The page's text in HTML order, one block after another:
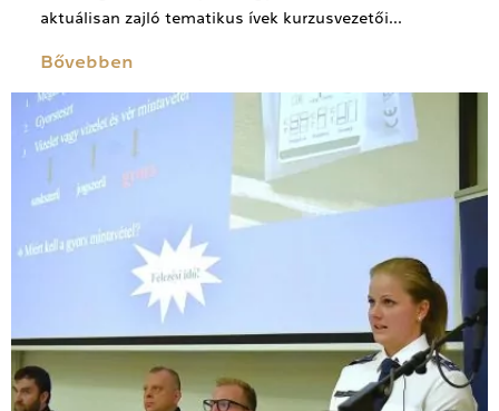
aktuálisan zajló tematikus ívek kurzusvezetői...
Bővebben